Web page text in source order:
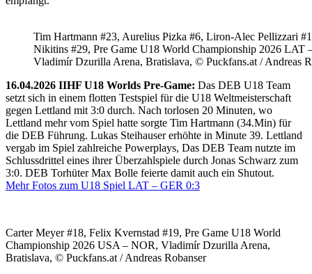
Tim Hartmann #23, Aurelius Pizka #6, Liron-Alec Pellizzari
Nikitins #29, Pre Game U18 World Championship 2026 LAT
Vladimír Dzurilla Arena, Bratislava, © Puckfans.at / Andreas
16.04.2026 IIHF U18 Worlds Pre-Game: Das DEB U18 Team
setzt sich in einem flotten Testspiel für die U18 Weltmeisterschaft
gegen Lettland mit 3:0 durch. Nach torlosen 20 Minuten, wo
Lettland mehr vom Spiel hatte sorgte Tim Hartmann (34.Min) für
die DEB Führung. Lukas Steihauser erhöhte in Minute 39. Lettland
vergab im Spiel zahlreiche Powerplays, Das DEB Team nutzte im
Schlussdrittel eines ihrer Überzahlspiele durch Jonas Schwarz zum
3:0. DEB Torhüter Max Bolle feierte damit auch ein Shutout.
Mehr Fotos zum U18 Spiel LAT – GER 0:3
Carter Meyer #18, Felix Kvernstad #19, Pre Game U18 World
Championship 2026 USA – NOR, Vladimír Dzurilla Arena,
Bratislava, © Puckfans.at / Andreas Robanser